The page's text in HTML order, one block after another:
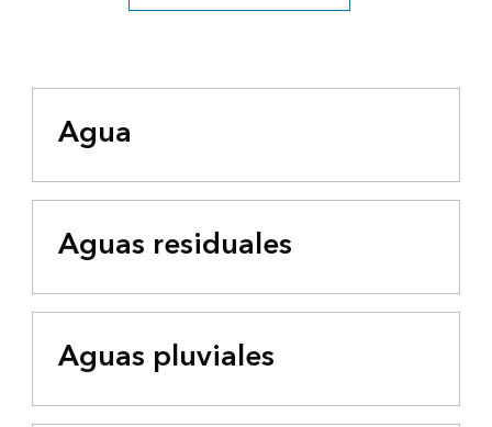
Agua
Aguas residuales
Aguas pluviales